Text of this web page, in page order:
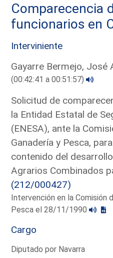
Comparecencia
funcionarios en
Interviniente
Gayarre Bermejo, José
(00:42:41 a 00:51:57)
Solicitud de
la Entidad Estatal de
(ENESA), ante la
Ganadería y Pesca,
contenido del
Agrarios Combinados
(212/000427)
Intervención en la Comisión
Pesca el 28/11/1990
Cargo
Diputado por Navarra